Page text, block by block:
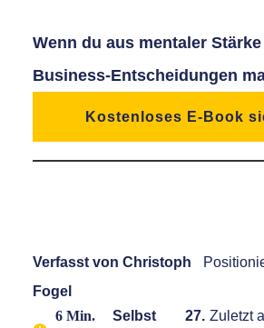
Wenn du aus mentaler
Business-Entscheidungen
Kostenloses E-Book
Verfasst von Christoph
Fogel
6 Min.
Selbst
27. Zuletzt